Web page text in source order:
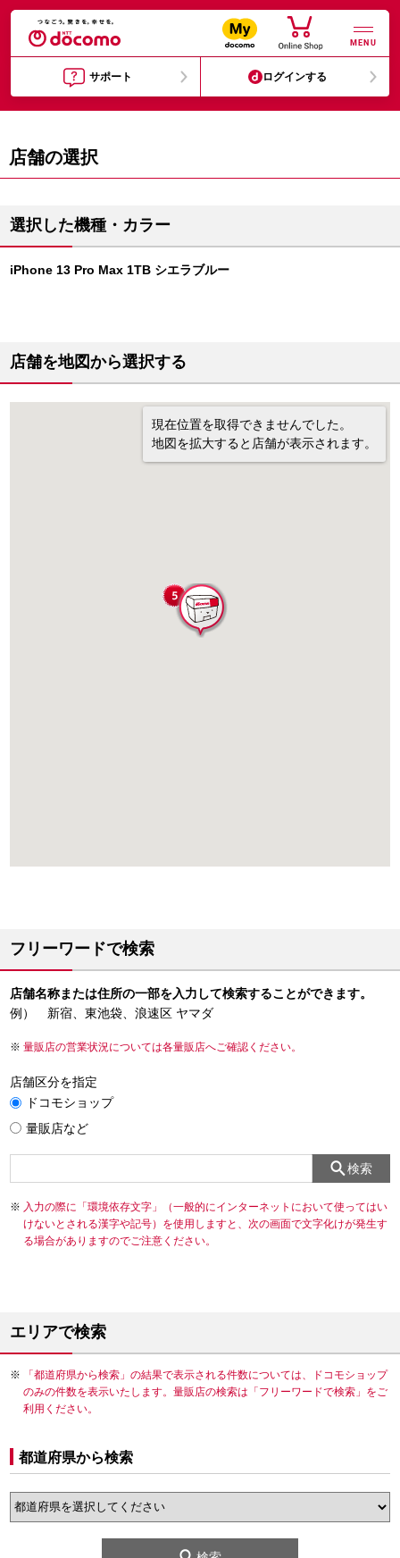
MENU
サポート ログインする
店舗の選択
選択した機種・カラー
iPhone 13 Pro Max 1TB シエラブルー
店舗を地図から選択する
現在位置を取得できませんでした。
地図を拡大すると店舗が表示されます。
フリーワードで検索
店舗名称または住所の一部を入力して検索することができます。
例） 新宿、東池袋、浪速区 ヤマダ
量販店の営業状況については各量販店へご確認ください。
店舗区分を指定
ドコモショップ
量販店など
検索
入力の際に「環境依存文字」（一般的にインターネットにおいて使ってはい
けないとされる漢字や記号）を使用しますと、次の画面で文字化けが発生す
る場合がありますのでご注意ください。
エリアで検索
「都道府県から検索」の結果で表示される件数については、ドコモショップ
のみの件数を表示いたします。量販店の検索は「フリーワードで検索」をご
利用ください。
都道府県から検索